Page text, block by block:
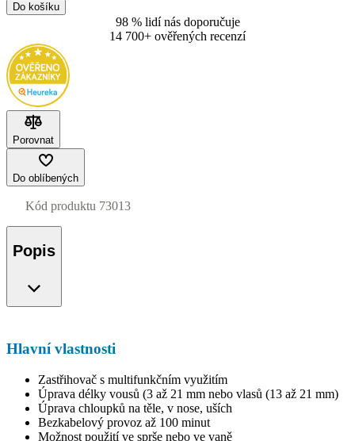
Do košíku
98 % lidí nás doporučuje
14 700+ ověřených recenzí
Porovnat
Do oblíbených
Kód produktu 73013
Popis
Hlavní vlastnosti
Zastřihovač s multifunkčním využitím
Úprava délky vousů (3 až 21 mm nebo vlasů (13 až 21 mm)
Úprava chloupků na těle, v nose, uších
Bezkabelový provoz až 100 minut
Možnost použití ve sprše nebo ve vaně